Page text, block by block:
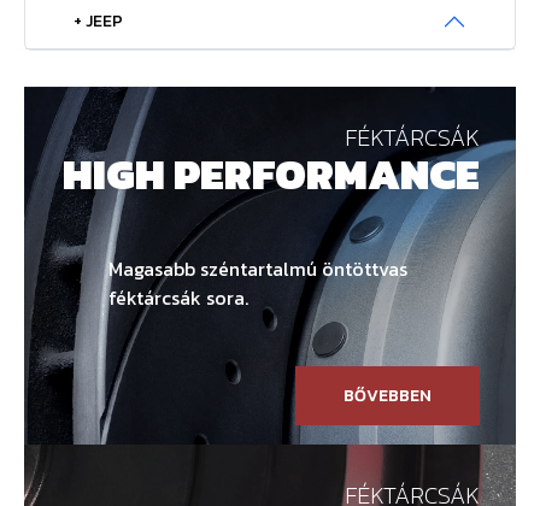
+ JEEP
FÉKTÁRCSÁK
HIGH PERFORMANCE
Magasabb széntartalmú öntöttvas
féktárcsák sora.
BŐVEBBEN
FÉKTÁRCSÁK